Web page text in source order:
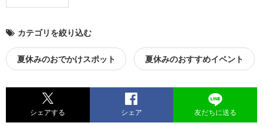
カテゴリを絞り込む
夏休みのおでかけスポット 夏休みのおすすめイベント
シェアする シェア 友だちに送る